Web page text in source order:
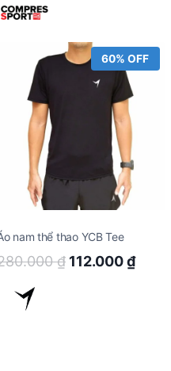
60% OFF
nam thể thao YCB Tee
₫ Original
112.000₫